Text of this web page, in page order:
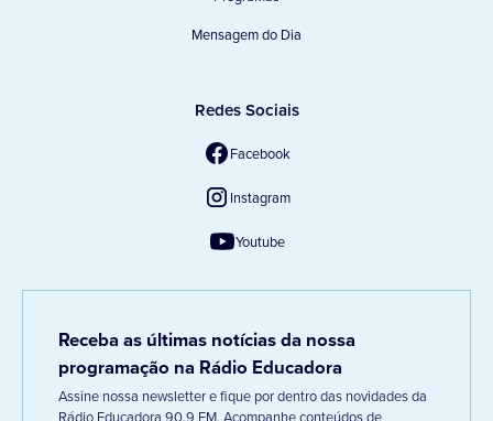
Mensagem do Dia
Redes Sociais
Facebook
Instagram
Youtube
Receba as últimas notícias da nossa
programação na Rádio Educadora
Assine nossa newsletter e fique por dentro das novidades da